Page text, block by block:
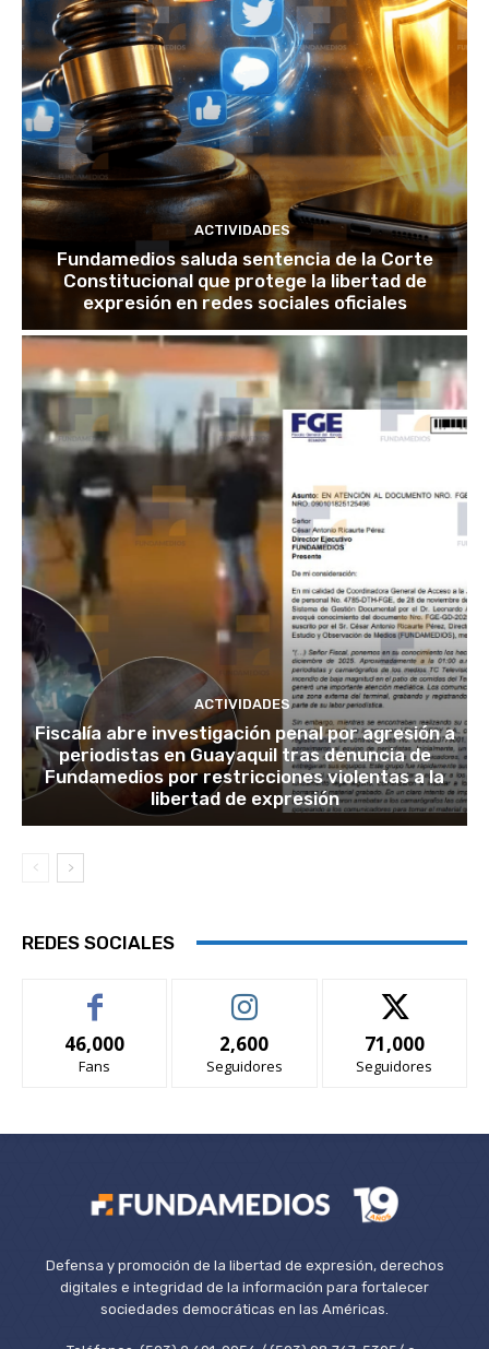
ACTIVIDADES
Fundamedios saluda sentencia de la Corte
Constitucional que protege la libertad de
expresión en redes sociales oficiales
ACTIVIDADES
Fiscalía abre investigación penal por agresión a
periodistas en Guayaquil tras denuncia de
Fundamedios por restricciones violentas a la
libertad de expresión
REDES SOCIALES
46,000
Fans
2,600
Seguidores
71,000
Seguidores
Defensa y promoción de la libertad de expresión, derechos
digitales e integridad de la información para fortalecer
sociedades democráticas en las Américas.